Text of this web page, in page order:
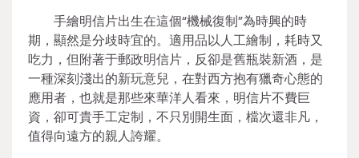
手繪明信片出生在這個“機械復制”為時興的時
期，顯然是分歧時宜的。適用品以人工繪制，耗時又
吃力，但附著于郵政明信片，反卻是舊瓶裝新酒，是
一種深刻淺出的新玩意兒，在對西方抱有獵奇心態的
應用者，也就是那些來華洋人看來，明信片不費巨
資，卻可貴手工定制，不只別開生面，檔次還非凡，
值得向遠方的親人誇耀。